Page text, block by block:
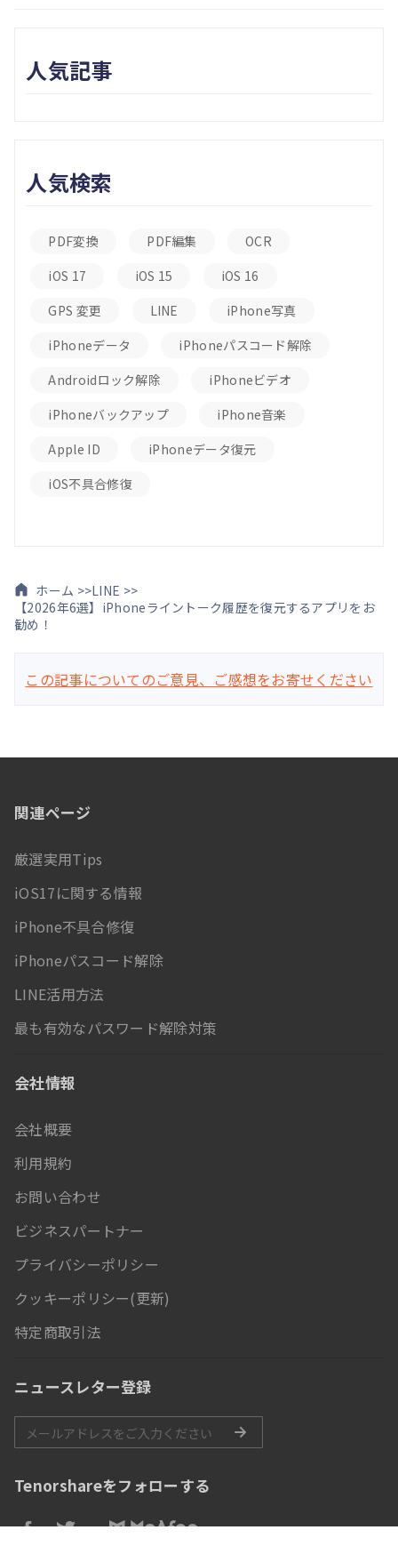
人気記事
人気検索
PDF変換 PDF編集
OCR
iOS 17
iOS 15
iOS 16
GPS 変更
LINE
iPhone写真
iPhoneデータ
iPhoneパスコード解除
Androidロック解除
iPhoneビデオ
iPhoneバックアップ
iPhone音楽
Apple ID
iPhoneデータ復元
iOS不具合修復
ホーム >>LINE >>
【2026年6選】iPhoneライントーク履歴を復元するアプリをお
勧め！
この記事についてのご意見、ご感想をお寄せください
関連ページ
厳選実用Tips
iOS17に関する情報
iPhone不具合修復
iPhoneパスコード解除
LINE活用方法
最も有効なパスワード解除対策
会社情報
会社概要
利用規約
お問い合わせ
ビジネスパートナー
プライバシーポリシー
クッキーポリシー(更新)
特定商取引法
ニュースレター登録
Tenorshareをフォローする